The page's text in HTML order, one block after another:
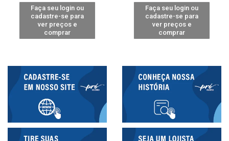
Faça seu login ou
cadastre-se para
ver preços e
comprar
Faça seu login ou
cadastre-se para
ver preços e
comprar